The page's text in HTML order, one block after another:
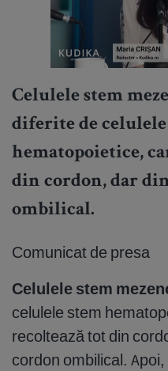
Celulele stem
diferite de celulele
hematopoietice,
din cordon, dar
ombilical.
Comunicat de presa
Celulele stem
celulele stem
recoltează tot din
cordon ombilical.